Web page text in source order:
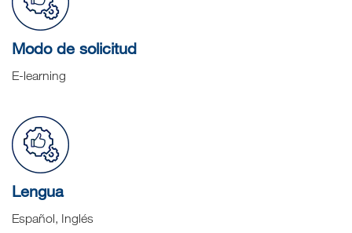
Modo de solicitud
E-learning
Lengua
Español, Inglés